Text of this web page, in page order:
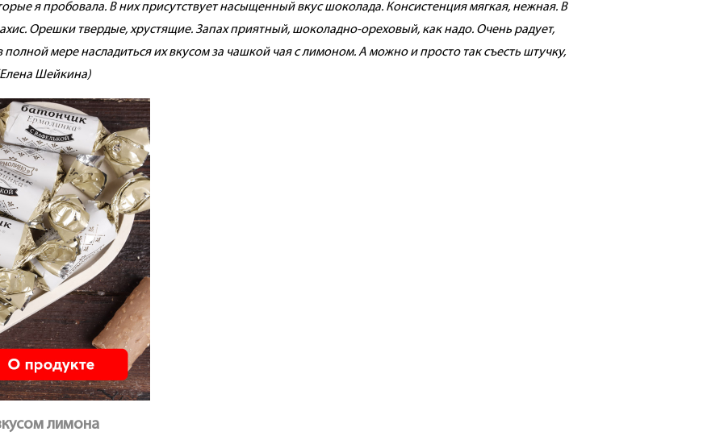
я пробовала. В них присутствует насыщенный вкус шоколада. Консистенция мягкая, нежная. В
Орешки твердые, хрустящие. Запах приятный, шоколадно-ореховый, как надо. Очень радует,
мере насладиться их вкусом за чашкой чая с лимоном. А можно и просто так съесть штучку,
Шейкина)
лимона